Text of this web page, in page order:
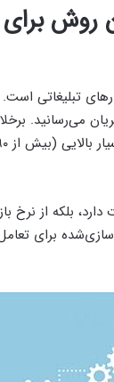
روش
تبلیغاتی
می‌رسانید.
بلکه از نرخ
برای تعامل